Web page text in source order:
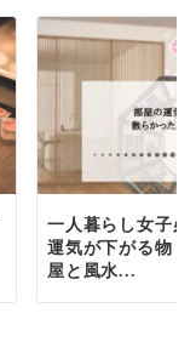
一人暮らし女子
運気が下がる物
屋と風水...